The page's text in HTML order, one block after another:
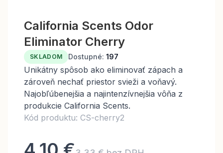
California Scents Odor
Eliminator Cherry
SKLADOM Dostupné: 197
Unikátny spôsob ako eliminovať zápach a
zároveň nechať priestor svieži a voňavý.
Najobľúbenejšia a najintenzívnejšia vôňa z
produkcie California Scents.
Kód produktu: CS-cherry2